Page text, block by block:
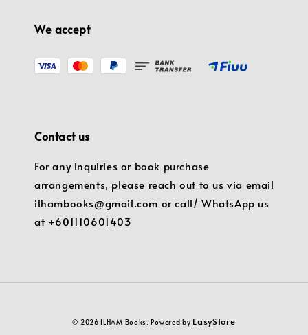
We accept
Contact us
For any inquiries or book purchase
arrangements, please reach out to us via email
ilhambooks@gmail.com or call/ WhatsApp us
at +601110601403
© 2026 ILHAM Books. Powered by EasyStore